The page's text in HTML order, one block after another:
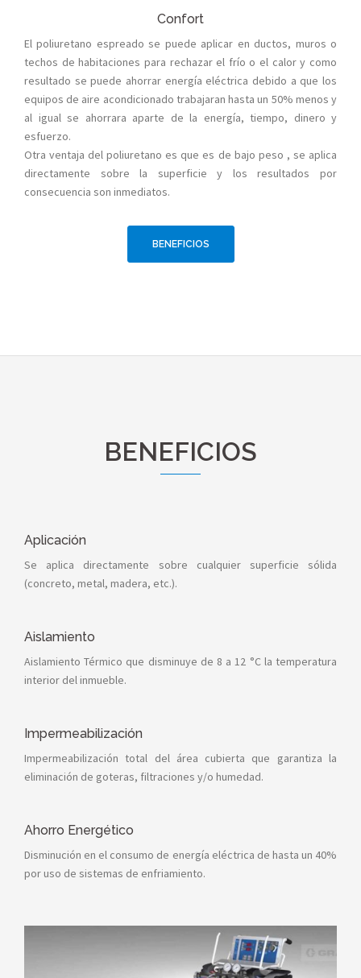
Confort
El poliuretano espreado se puede aplicar en ductos, muros o
techos de habitaciones para rechazar el frío o el calor y como
resultado se puede ahorrar energía eléctrica debido a que los
equipos de aire acondicionado trabajaran hasta un 50% menos y
al igual se ahorrara aparte de la energía, tiempo, dinero y
esfuerzo.
Otra ventaja del poliuretano es que es de bajo peso , se aplica
directamente sobre la superficie y los resultados por
consecuencia son inmediatos.
BENEFICIOS
BENEFICIOS
Aplicación
Se aplica directamente sobre cualquier superficie sólida
(concreto, metal, madera, etc.).
Aislamiento
Aislamiento Térmico que disminuye de 8 a 12 °C la temperatura
interior del inmueble.
Impermeabilización
Impermeabilización total del área cubierta que garantiza la
eliminación de goteras, filtraciones y/o humedad.
Ahorro Energético
Disminución en el consumo de energía eléctrica de hasta un 40%
por uso de sistemas de enfriamiento.